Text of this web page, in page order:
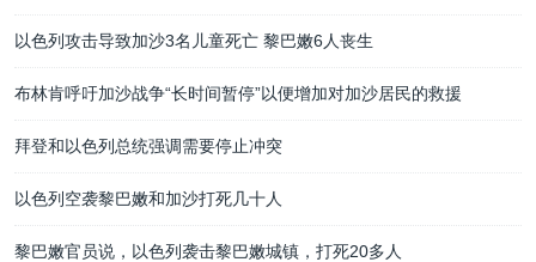
以色列攻击导致加沙3名儿童死亡 黎巴嫩6人丧生
布林肯呼吁加沙战争“长时间暂停”以便增加对加沙居民的救援
拜登和以色列总统强调需要停止冲突
以色列空袭黎巴嫩和加沙打死几十人
黎巴嫩官员说，以色列袭击黎巴嫩城镇，打死20多人